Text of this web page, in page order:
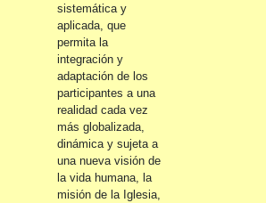
sistemática y
aplicada, que
permita la
integración y
adaptación de los
participantes a una
realidad cada vez
más globalizada,
dinámica y sujeta a
una nueva visión de
la vida humana, la
misión de la Iglesia,